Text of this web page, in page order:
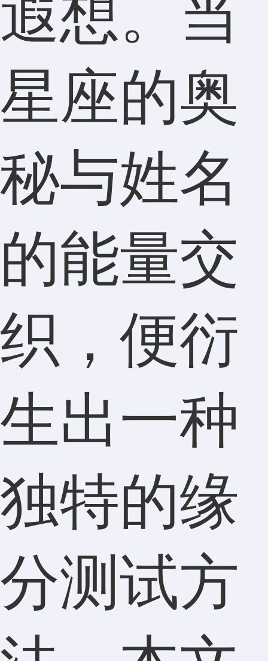
遐想。当
星座的奥
秘与姓名
的能量交
织，便衍
生出一种
独特的缘
分测试方